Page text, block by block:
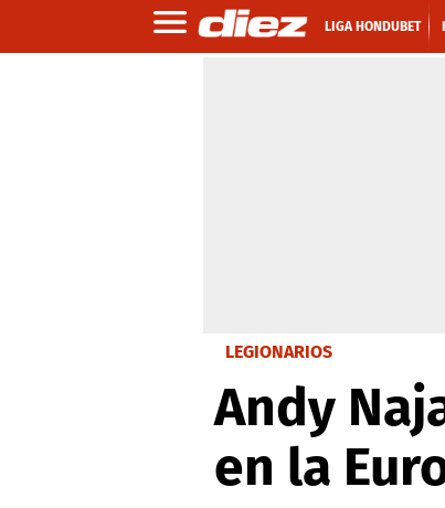
LIGA HONDUBET
LEGIONARIOS
Andy
en la